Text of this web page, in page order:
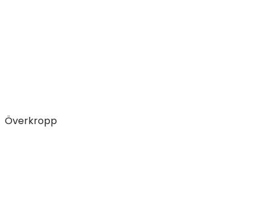
Överkropp